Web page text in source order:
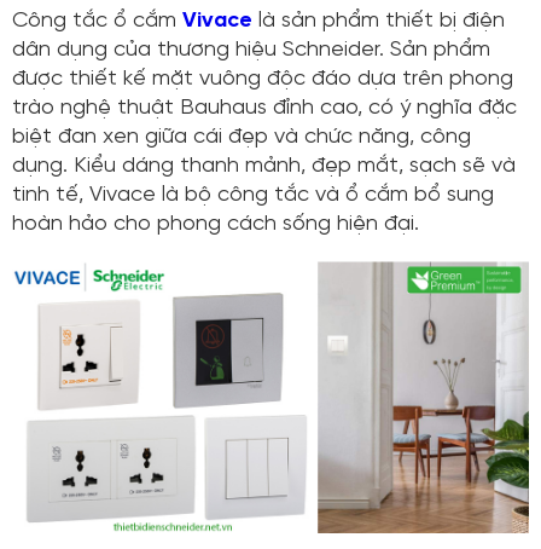
Công tắc ổ cắm Vivace là sản phẩm thiết bị điện
dân dụng của thương hiệu Schneider. Sản phẩm
được thiết kế mặt vuông độc đáo dựa trên phong
trào nghệ thuật Bauhaus đỉnh cao, có ý nghĩa đặc
biệt đan xen giữa cái đẹp và chức năng, công
dụng. Kiểu dáng thanh mảnh, đẹp mắt, sạch sẽ và
tinh tế, Vivace là bộ công tắc và ổ cắm bổ sung
hoàn hảo cho phong cách sống hiện đại.